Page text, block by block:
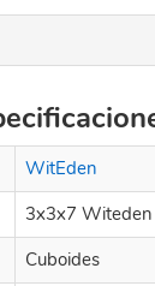
WitEden
3x3x7 Witeden
Cuboides